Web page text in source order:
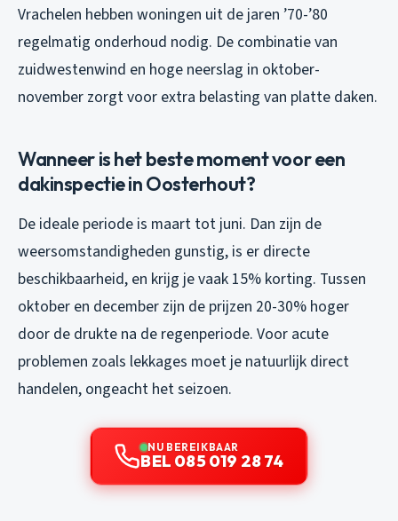
Vrachelen hebben woningen uit de jaren ’70-’80
regelmatig onderhoud nodig. De combinatie van
zuidwestenwind en hoge neerslag in oktober-
november zorgt voor extra belasting van platte daken.
Wanneer is het beste moment voor een
dakinspectie in Oosterhout?
De ideale periode is maart tot juni. Dan zijn de
weersomstandigheden gunstig, is er directe
beschikbaarheid, en krijg je vaak 15% korting. Tussen
oktober en december zijn de prijzen 20-30% hoger
door de drukte na de regenperiode. Voor acute
problemen zoals lekkages moet je natuurlijk direct
handelen, ongeacht het seizoen.
NU BEREIKBAAR
BEL 085 019 28 74